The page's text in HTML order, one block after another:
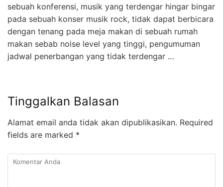
sebuah konferensi, musik yang terdengar hingar bingar
pada sebuah konser musik rock, tidak dapat berbicara
dengan tenang pada meja makan di sebuah rumah
makan sebab noise level yang tinggi, pengumuman
jadwal penerbangan yang tidak terdengar …
Tinggalkan Balasan
Alamat email anda tidak akan dipublikasikan. Required
fields are marked *